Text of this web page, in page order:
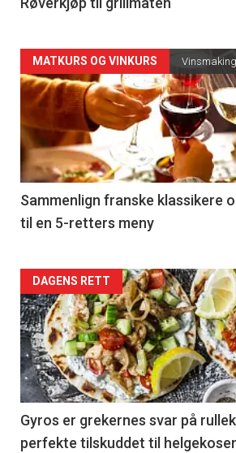
Forsiden
akkurat
nå
-
5
MATKURS OG VINKURS
Sammenlign franske klassikere
til en 5-retters meny
Forsiden
akkurat
nå
-
6
DAGENS RETT
Gyros er grekernes svar på
perfekte tilskuddet til